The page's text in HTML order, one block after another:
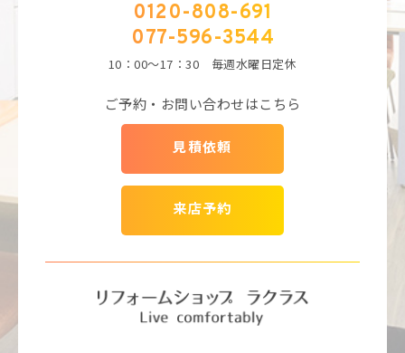
0120-808-691
077-596-3544
10：00～17：30 毎週水曜日定休
ご予約・お問い合わせはこちら
見積依頼
来店予約